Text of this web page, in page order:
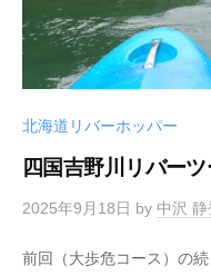
北海道リバーホッパー
四国吉野川リバー
2025年9月18日 by 中沢 静
前回（大歩危コース）の